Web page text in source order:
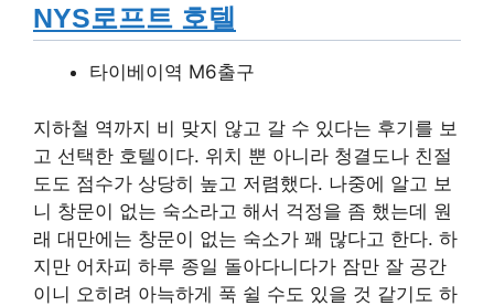
NYS로프트 호텔
타이베이역 M6출구
지하철 역까지 비 맞지 않고 갈 수 있다는 후기를 보
고 선택한 호텔이다. 위치 뿐 아니라 청결도나 친절
도도 점수가 상당히 높고 저렴했다. 나중에 알고 보
니 창문이 없는 숙소라고 해서 걱정을 좀 했는데 원
래 대만에는 창문이 없는 숙소가 꽤 많다고 한다. 하
지만 어차피 하루 종일 돌아다니다가 잠만 잘 공간
이니 오히려 아늑하게 푹 쉴 수도 있을 것 같기도 하